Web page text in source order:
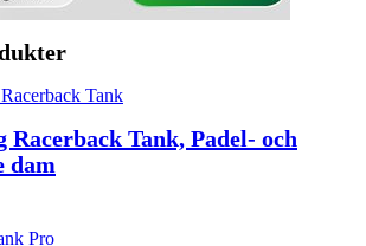
Tank, Padel- och
dam